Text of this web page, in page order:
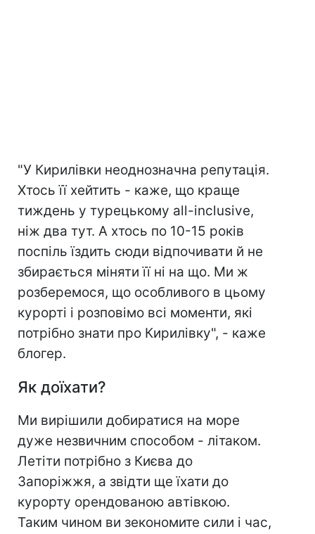
"У Кирилівки неоднозначна репутація.
Хтось її хейтить - каже, що краще
тиждень у турецькому all-inclusive,
ніж два тут. А хтось по 10-15 років
поспіль їздить сюди відпочивати й не
збирається міняти її ні на що. Ми ж
розберемося, що особливого в цьому
курорті і розповімо всі моменти, які
потрібно знати про Кирилівку", - каже
блогер.
Як доїхати?
Ми вирішили добиратися на море
дуже незвичним способом - літаком.
Летіти потрібно з Києва до
Запоріжжя, а звідти ще їхати до
курорту орендованою автівкою.
Таким чином ви зекономите сили і час,